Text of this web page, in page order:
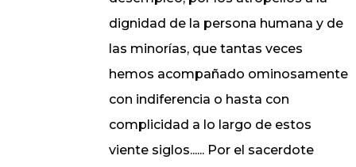
dignidad de la persona humana y de
las minorías, que tantas veces
hemos acompañado ominosamente
con indiferencia o hasta con
complicidad a lo largo de estos
viente siglos...... Por el sacerdote